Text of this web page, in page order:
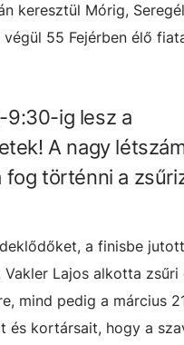
keresztül Mórig,
55 Fejérben élő
9:30-ig lesz a
A nagy
történni a
a finisbe
Lajos alkotta zsűri
mind pedig a március
és kortársait, hogy a